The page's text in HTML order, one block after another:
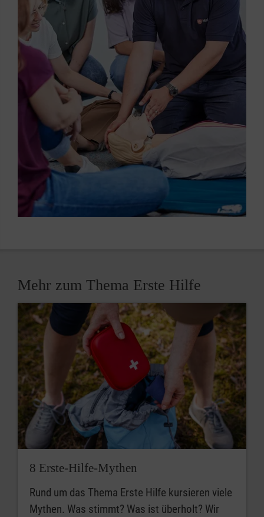
Mehr zum Thema Erste Hilfe
8 Erste-Hilfe-Mythen
Rund um das Thema Erste Hilfe kursieren viele
Mythen. Was stimmt? Was ist überholt? Wir